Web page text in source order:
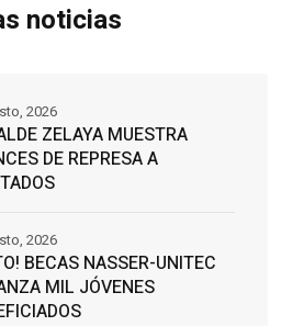
noticias
ZELAYA MUESTRA
DE REPRESA A
2026
BECAS NASSER-UNITEC
MIL JÓVENES
2026